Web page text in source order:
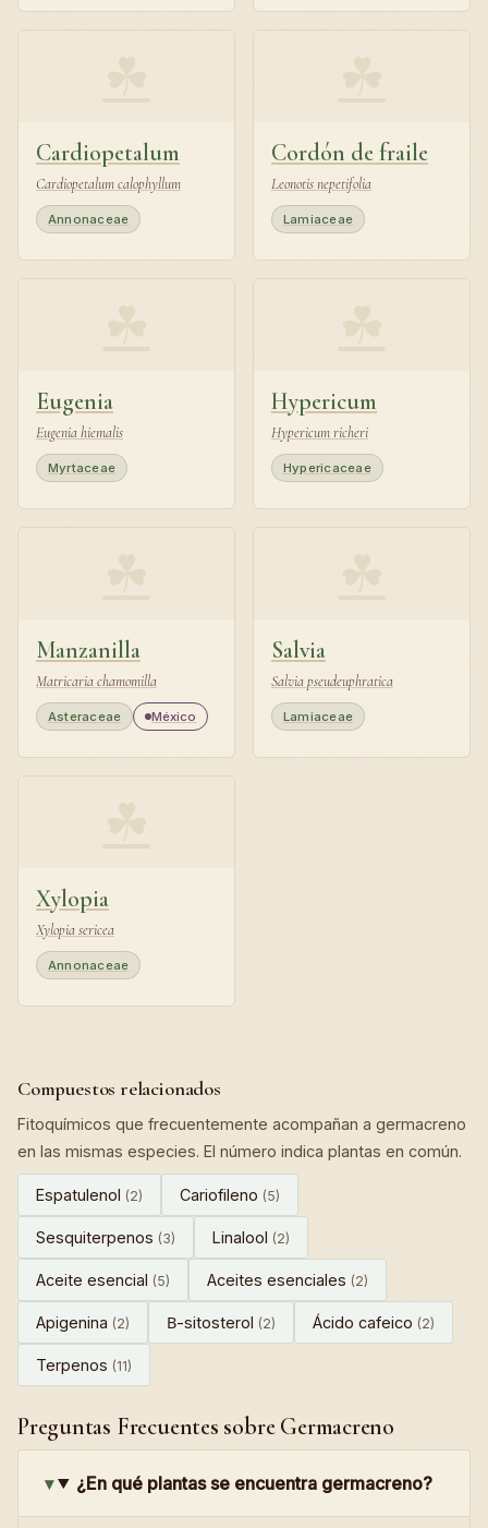
Cardiopetalum
Cardiopetalum calophyllum
Annonaceae
Cordón de fraile
Leonotis nepetifolia
Lamiaceae
Eugenia
Eugenia hiemalis
Myrtaceae
Hypericum
Hypericum richeri
Hypericaceae
Manzanilla
Matricaria chamomilla
Asteraceae México
Salvia
Salvia pseudeuphratica
Lamiaceae
Xylopia
Xylopia sericea
Annonaceae
Compuestos relacionados
Fitoquímicos que frecuentemente acompañan a germacreno
en las mismas especies. El número indica plantas en común.
Espatulenol (2) Cariofileno (5)
Sesquiterpenos (3) Linalool (2)
Aceite esencial (5) Aceites esenciales (2)
Apigenina (2) Β-sitosterol (2) Ácido cafeico (2)
Terpenos (11)
Preguntas Frecuentes sobre Germacreno
¿En qué plantas se encuentra germacreno?